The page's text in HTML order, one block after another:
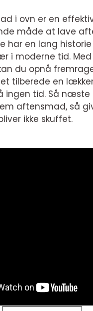
i ovn er en
måde at lave
har en lang
i moderne tid.
du opnå
tilberede en
ingen tid. Så næste
aftensmad, så
ikke skuffet.